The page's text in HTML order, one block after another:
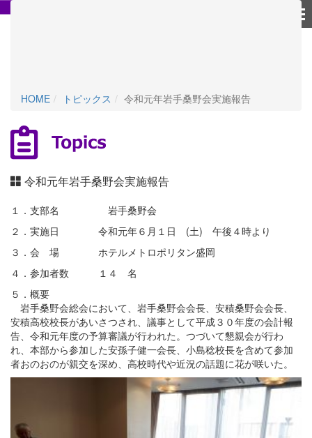
HOME トピックス 令和元年岩手桑野会実施報告
令和元年岩手桑野会実施報告
１．支部名 岩手桑野会
２．実施日 令和元年６月１日 (土) 午後４時より
３．会 場 ホテルメトロポリタン盛岡
４．参加者数 １４ 名
５．概要
岩手桑野会総会において、岩手桑野会会長、安積桑野会会長、
安積高校校長があいさつされ、議事として平成３０年度の会計報
告、令和元年度の予算審議が行われた。つづいて懇親会が行わ
れ、本部から参加した安孫子健一会長、小島稔校長を含めて参加
者おのおのが親交を深め、高校時代や近況の話題に花が咲いた。